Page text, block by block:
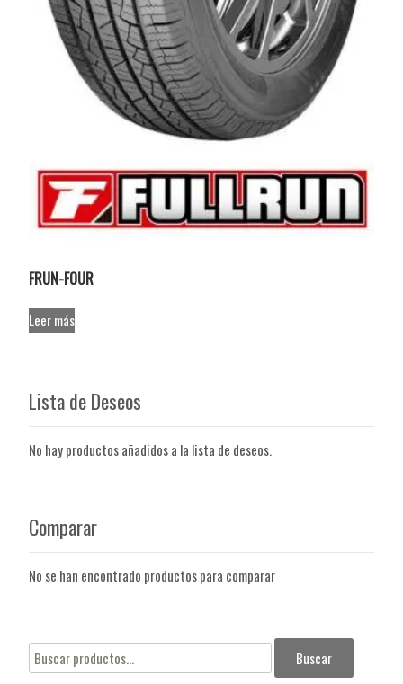
FRUN-FOUR
Leer más
Lista de Deseos
No hay productos añadidos a la lista de deseos.
Comparar
No se han encontrado productos para comparar
Buscar
por:
Buscar